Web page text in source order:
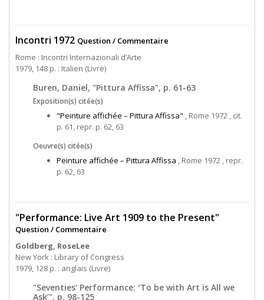
Incontri 1972 Question / Commentaire
Rome : Incontri Internazionali d’Arte
1979, 148 p. : Italien (Livre)
Buren, Daniel, "Pittura Affissa", p. 61-63
Exposition(s) citée(s)
"Peinture affichée – Pittura Affissa" , Rome 1972 , cit.
p. 61, repr. p. 62, 63
Oeuvre(s) citée(s)
Peinture affichée – Pittura Affissa , Rome 1972 , repr.
p. 62, 63
"Performance: Live Art 1909 to the Present"
Question / Commentaire
Goldberg, RoseLee
New York : Library of Congress
1979, 128 p. : anglais (Livre)
"Seventies' Performance: ‛To be with Art is All we
Ask’", p. 98-125